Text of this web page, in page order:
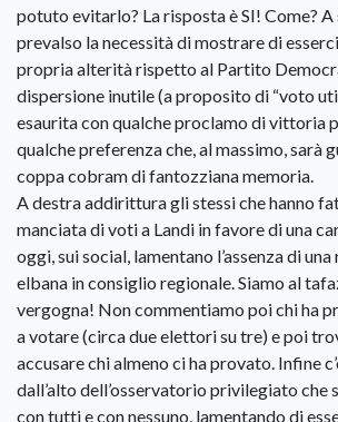
potuto evitarlo? La risposta è SI! Come? A
prevalso la necessità di mostrare di
propria alterità rispetto al Partito
dispersione inutile (a proposito di “voto
esaurita con qualche proclamo di vittoria
qualche preferenza che, al massimo, sarà
coppa cobram di fantozziana memoria.
A destra addirittura gli stessi che hanno
manciata di voti a Landi in favore di una
oggi, sui social, lamentano l’assenza di
elbana in consiglio regionale. Siamo al
vergogna! Non commentiamo poi chi ha
a votare (circa due elettori su tre) e poi
accusare chi almeno ci ha provato. Infine
dall’alto dell’osservatorio privilegiato che
con tutti e con nessuno, lamentando di